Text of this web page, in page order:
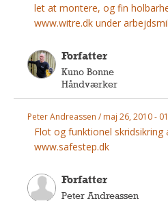
let at montere, og fin
www.witre.dk under
Forfatter
Kuno Bonne
Håndværker
Peter Andreassen / maj 26, 2010 -
Flot og funktionel
www.safestep.dk
Forfatter
Peter Andreassen